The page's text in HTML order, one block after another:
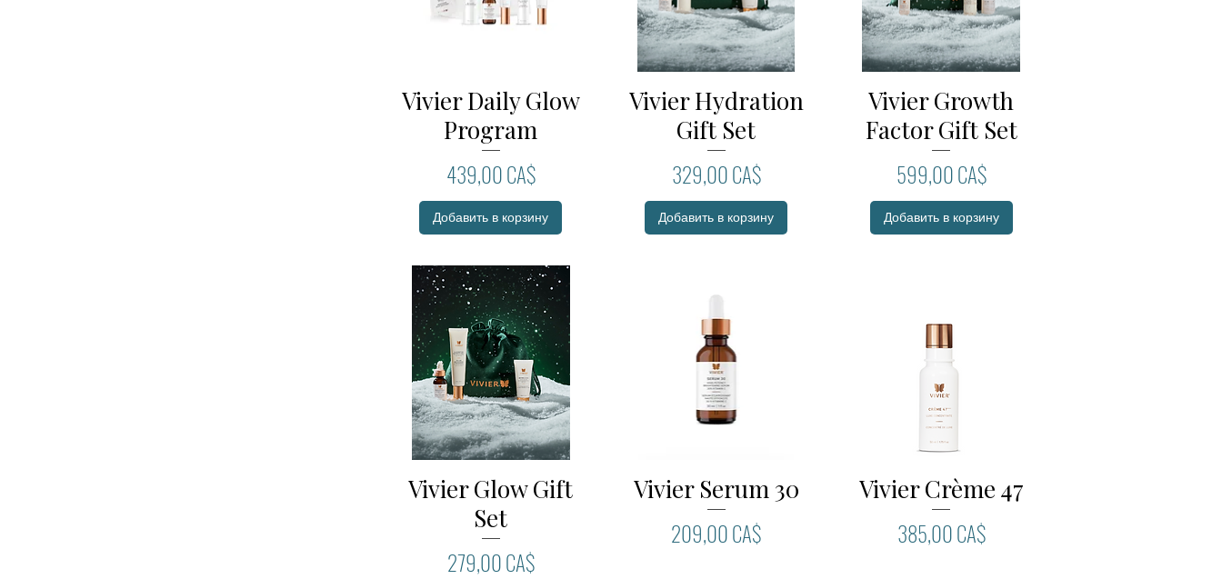
Быстрый просмотр
Vivier Daily Glow
Program
Цена
439,00 CA$
Добавить в корзину
Быстрый просмотр
Vivier Hydration
Gift Set
Цена
329,00 CA$
Добавить в корзину
Быстрый просмотр
Vivier Growth
Factor Gift Set
Цена
599,00 CA$
Добавить в корзину
Быстрый просмотр
Vivier Glow Gift
Set
Цена
279,00 CA$
Быстрый просмотр
Vivier Serum 30
Цена
209,00 CA$
Быстрый просмотр
Vivier Crème 47
Цена
385,00 CA$